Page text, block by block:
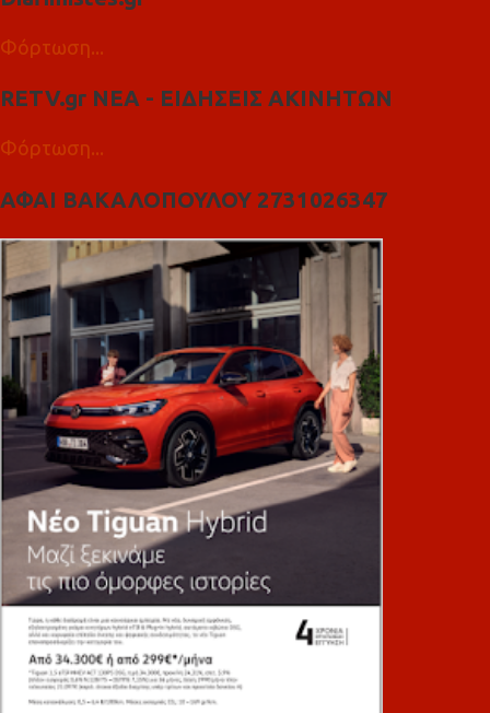
Φόρτωση...
RETV.gr ΝΕΑ - ΕΙΔΗΣΕΙΣ ΑΚΙΝΗΤΩΝ
Φόρτωση...
ΑΦΑΙ ΒΑΚΑΛΟΠΟΥΛΟΥ 2731026347